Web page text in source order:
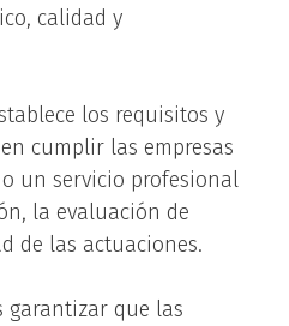
calidad y
los requisitos y
cumplir las empresas
un servicio profesional
la evaluación de
de las actuaciones.
garantizar que las